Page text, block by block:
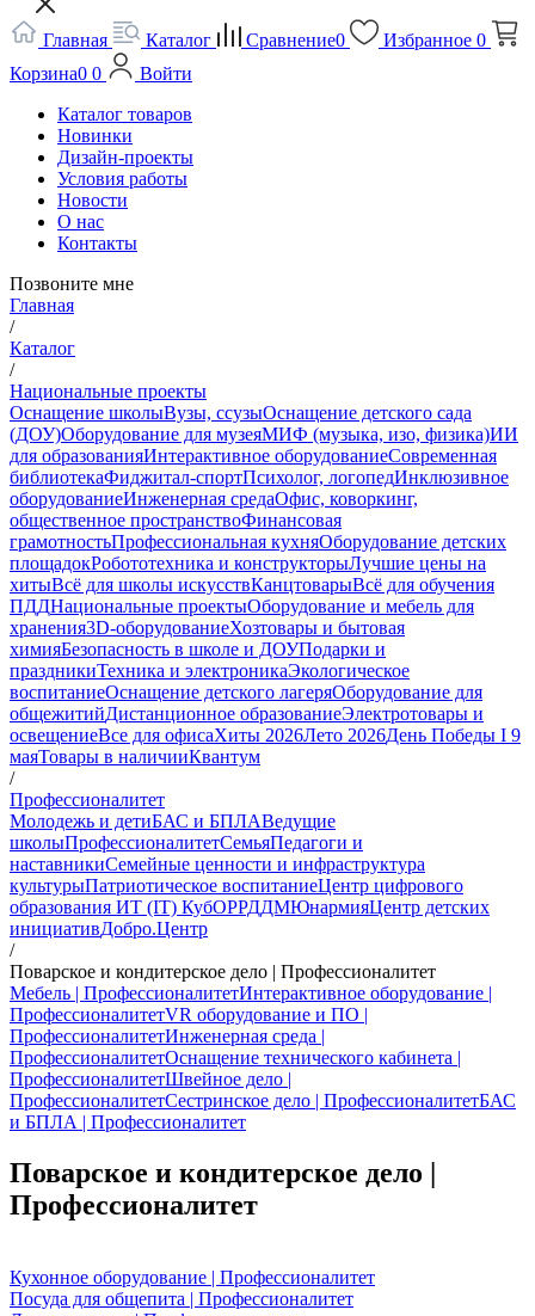
Главная Каталог Сравнение0 Избранное 0
Корзина0 0
Войти
Каталог товаров
Новинки
Дизайн-проекты
Условия работы
Новости
О нас
Контакты
Позвоните мне
Главная
/
Каталог
/
Национальные проекты
Оснащение школыВузы, ссузыОснащение детского сада
(ДОУ)Оборудование для музеяМИФ (музыка, изо, физика)ИИ
для образованияИнтерактивное оборудованиеСовременная
библиотекаФиджитал-спортПсихолог, логопедИнклюзивное
оборудованиеИнженерная средаОфис, коворкинг,
общественное пространствоФинансовая
грамотностьПрофессиональная кухняОборудование детских
площадокРобототехника и конструкторыЛучшие цены на
хитыВсё для школы искусствКанцтоварыВсё для обучения
ПДДНациональные проектыОборудование и мебель для
хранения3D-оборудованиеХозтовары и бытовая
химияБезопасность в школе и ДОУПодарки и
праздникиТехника и электроникаЭкологическое
воспитаниеОснащение детского лагеряОборудование для
общежитийДистанционное образованиеЭлектротовары и
освещениеВсе для офисаХиты 2026Лето 2026День Победы I 9
маяТовары в наличииКвантум
/
Профессионалитет
Молодежь и детиБАС и БПЛАВедущие
школыПрофессионалитетСемьяПедагоги и
наставникиСемейные ценности и инфраструктура
культурыПатриотическое воспитаниеЦентр цифрового
образования ИТ (IT) КубОРРДДМЮнармияЦентр детских
инициативДобро.Центр
/
Поварское и кондитерское дело | Профессионалитет
Мебель | ПрофессионалитетИнтерактивное оборудование |
ПрофессионалитетVR оборудование и ПО |
ПрофессионалитетИнженерная среда |
ПрофессионалитетОснащение технического кабинета |
ПрофессионалитетШвейное дело |
ПрофессионалитетСестринское дело | ПрофессионалитетБАС
и БПЛА | Профессионалитет
Поварское и кондитерское дело |
Профессионалитет
Кухонное оборудование | Профессионалитет
Посуда для общепита | Профессионалитет